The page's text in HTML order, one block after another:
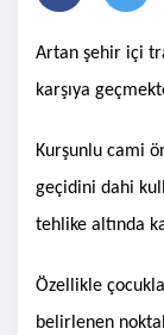
Artan şehir içi
karşıya
Kurşunlu cami
geçidini dahi
tehlike altında
Özellikle
belirlenen